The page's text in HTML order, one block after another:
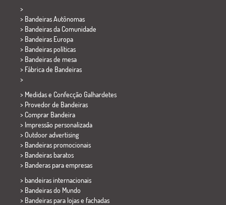
>
> Bandeiras Autônomas
> Bandeiras da Comunidade
> Bandeiras Europa
> Bandeiras políticas
> Bandeiras de mesa
> Fábrica de Bandeiras
>
> Medidas e Confecção Galhardetes
> Provedor de Bandeiras
> Comprar Bandeira
> Impressão personalizada
> Outdoor advertising
> Bandeiras promocionais
> Bandeiras baratos
> Banderas para empresas
> bandeiras internacionais
> Bandeiras do Mundo
> Bandeiras para lojas e fachadas